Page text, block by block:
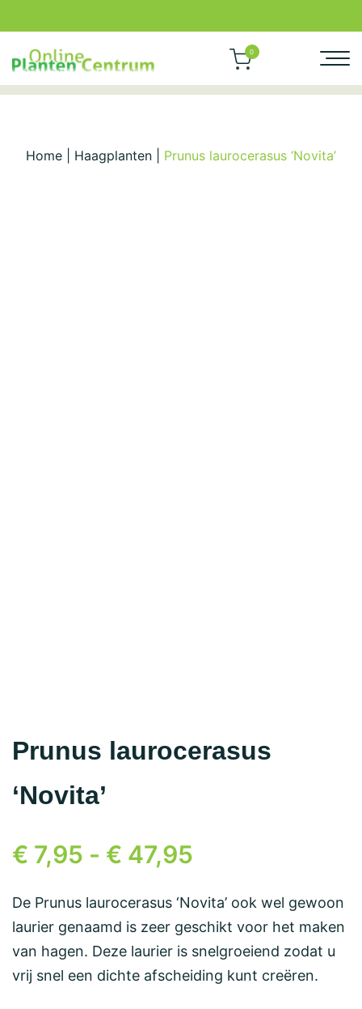
0
Home Haagplanten Prunus laurocerasus ‘Novita’
Prunus laurocerasus
‘Novita’
€ 7,95 - € 47,95
De Prunus laurocerasus ‘Novita’ ook wel gewoon
laurier genaamd is zeer geschikt voor het maken
van hagen. Deze laurier is snelgroeiend zodat u
vrij snel een dichte afscheiding kunt creëren.